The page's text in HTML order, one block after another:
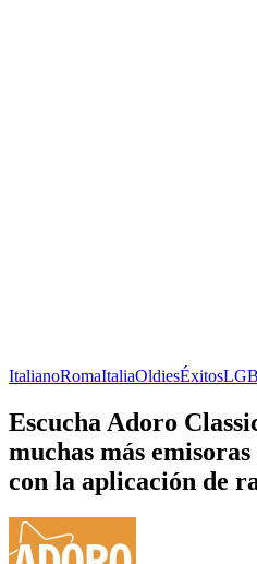
ItalianoRomaItaliaOldiesÉxitos
Escucha Adoro
muchas más
con la aplicación de